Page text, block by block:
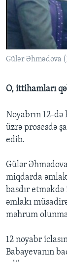
BIZI IZLƏYIN
Gülər Əhmədova
O, ittihamları
Noyabrın 12-
üzrə prosesdə
edib.
Gülər
miqdarda
basdır
əmlakı
məhrum
12 noyabr
Babayevanın